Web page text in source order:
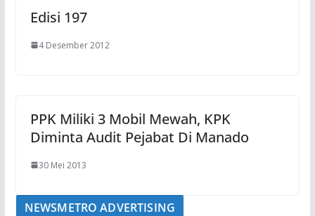
Edisi 197
4 Desember 2012
PPK Miliki 3 Mobil Mewah, KPK
Diminta Audit Pejabat Di Manado
30 Mei 2013
NEWSMETRO ADVERTISING